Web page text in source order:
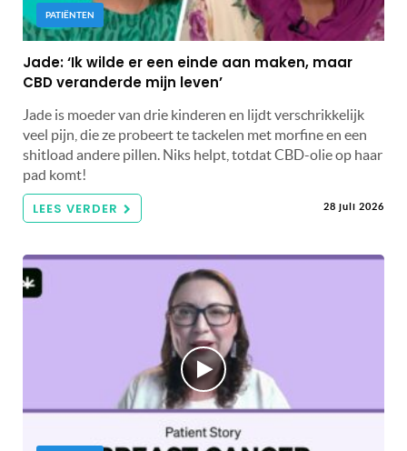
PATIËNTEN
Jade: ‘Ik wilde er een einde aan maken, maar
CBD veranderde mijn leven’
Jade is moeder van drie kinderen en lijdt verschrikkelijk
veel pijn, die ze probeert te tackelen met morfine en een
shitload andere pillen. Niks helpt, totdat CBD-olie op haar
pad komt!
LEES VERDER 28 juli 2026